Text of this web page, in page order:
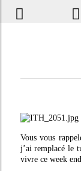
Vous vous
j’ai remplacé le
vivre ce week